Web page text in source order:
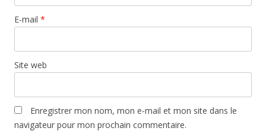
E-mail *
Site web
Enregistrer mon nom, mon e-mail et mon site dans le
navigateur pour mon prochain commentaire.